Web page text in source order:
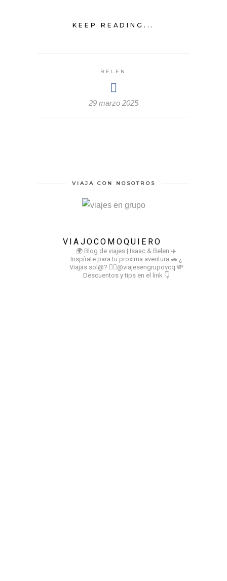
KEEP READING...
BELEN
29 marzo 2025
VIAJA CON NOSOTROS
VIAJOCOMOQUIERO
🌍 Blog de viajes | Isaac & Belen ✈️
Inspírate para tu proxima aventura 🚗 ¿
Viajas sol@? 👉🏻@viajesengrupovcq 💸
Descuentos y tips en el link 👇